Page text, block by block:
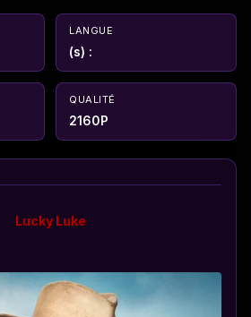
LANGUE
(s) :
QUALITÉ
2160P
Lucky Luke